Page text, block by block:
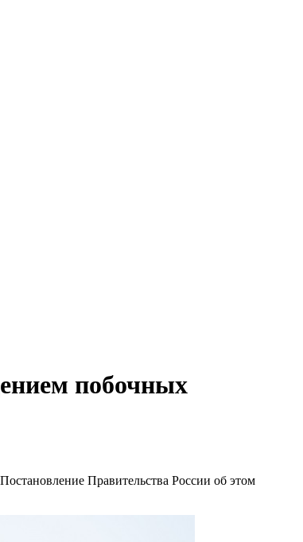
побочных
Правительства России об этом